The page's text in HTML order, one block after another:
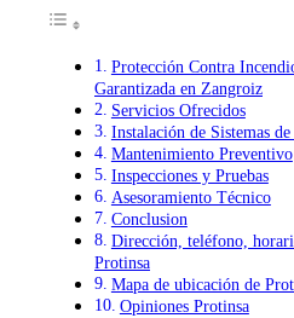
Protección Contra
Garantizada en Zangroiz
Servicios Ofrecidos
Instalación de Sistemas
Mantenimiento Preventivo
Inspecciones y Pruebas
Asesoramiento Técnico
Conclusion
Dirección, teléfono,
Protinsa
Mapa de ubicación de
Opiniones Protinsa